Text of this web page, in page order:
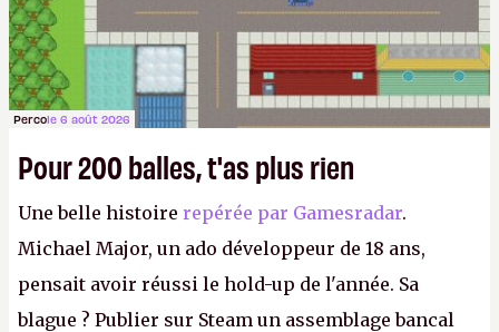
Percole 6 août 2026
Pour 200 balles, t'as plus rien
Une belle histoire repérée par Gamesradar.
Michael Major, un ado développeur de 18 ans,
pensait avoir réussi le hold-up de l'année. Sa
blague ? Publier sur Steam un assemblage bancal